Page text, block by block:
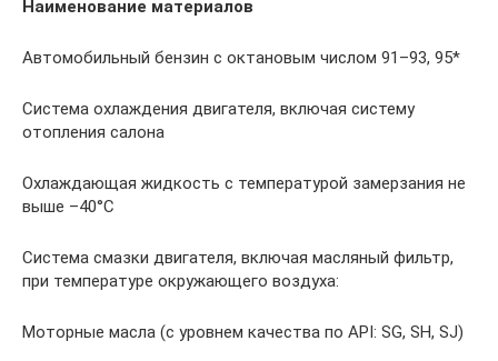
Наименование материалов
Автомобильный бензин с октановым числом 91–93, 95*
Система охлаждения двигателя, включая систему
отопления салона
Охлаждающая жидкость с температурой замерзания не
выше –40°С
Система смазки двигателя, включая масляный фильтр,
при температуре окружающего воздуха:
Моторные масла (с уровнем качества по API: SG, SH, SJ)